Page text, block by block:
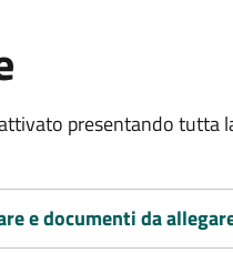
presentando tutta
e documenti da